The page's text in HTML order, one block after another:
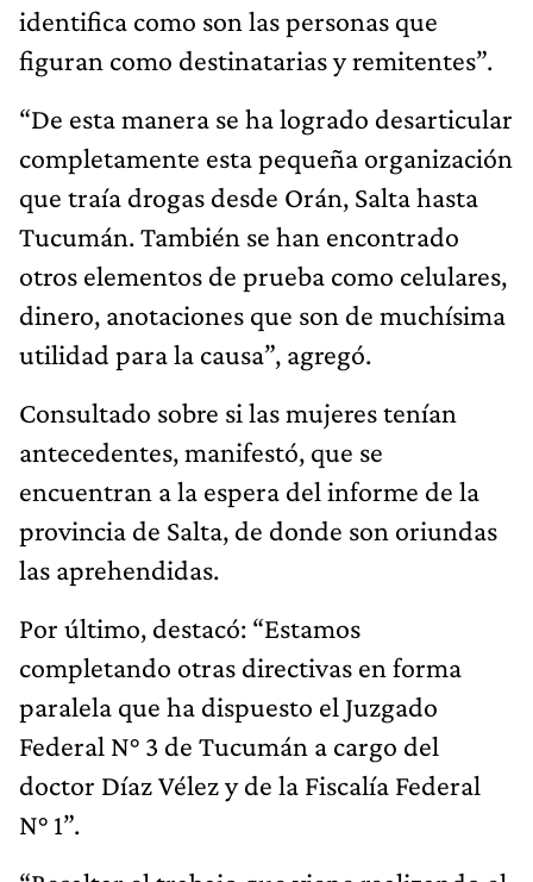
identifica como son las personas que
figuran como destinatarias y remitentes”.
“De esta manera se ha logrado desarticular
completamente esta pequeña organización
que traía drogas desde Orán, Salta hasta
Tucumán. También se han encontrado
otros elementos de prueba como celulares,
dinero, anotaciones que son de muchísima
utilidad para la causa”, agregó.
Consultado sobre si las mujeres tenían
antecedentes, manifestó, que se
encuentran a la espera del informe de la
provincia de Salta, de donde son oriundas
las aprehendidas.
Por último, destacó: “Estamos
completando otras directivas en forma
paralela que ha dispuesto el Juzgado
Federal N° 3 de Tucumán a cargo del
doctor Díaz Vélez y de la Fiscalía Federal
N° 1”.